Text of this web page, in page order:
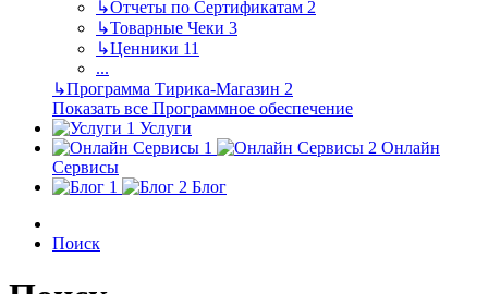
↳Отчеты по Сертификатам 2
↳Товарные Чеки 3
↳Ценники 11
...
↳Программа Тирика-Магазин 2
Показать все Программное обеспечение
Услуги
Онлайн
Сервисы
Блог
Поиск